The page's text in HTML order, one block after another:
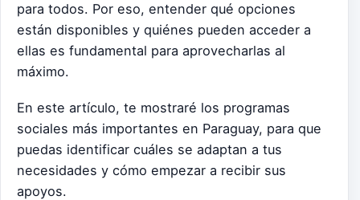
para todos. Por eso, entender qué opciones
están disponibles y quiénes pueden acceder a
ellas es fundamental para aprovecharlas al
máximo.
En este artículo, te mostraré los programas
sociales más importantes en Paraguay, para que
puedas identificar cuáles se adaptan a tus
necesidades y cómo empezar a recibir sus
apoyos.